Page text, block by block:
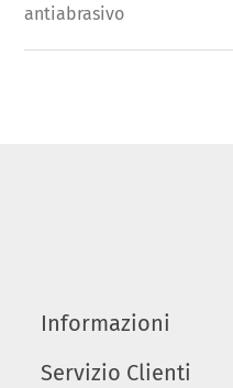
antiabrasivo
Informazioni
Servizio Clienti